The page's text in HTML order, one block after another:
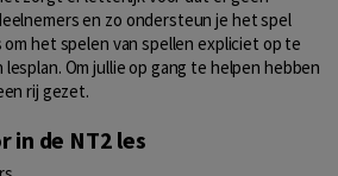
en zo ondersteun je het spel
het spelen van spellen expliciet op te
Om jullie op gang te helpen hebben
rij gezet.
in de NT2 les